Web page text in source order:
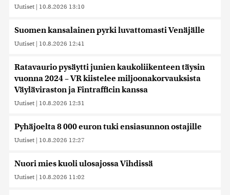
Uutiset | 10.8.2026 13:10
Suomen kansalainen pyrki luvattomasti Venäjälle
Uutiset | 10.8.2026 12:41
Ratavaurio pysäytti junien kaukoliikenteen täysin
vuonna 2024 – VR kiistelee miljoonakorvauksista
Väyläviraston ja Fintrafficin kanssa
Uutiset | 10.8.2026 12:31
Pyhäjoelta 8 000 euron tuki ensiasunnon ostajille
Uutiset | 10.8.2026 12:27
Nuori mies kuoli ulosajossa Vihdissä
Uutiset | 10.8.2026 11:02